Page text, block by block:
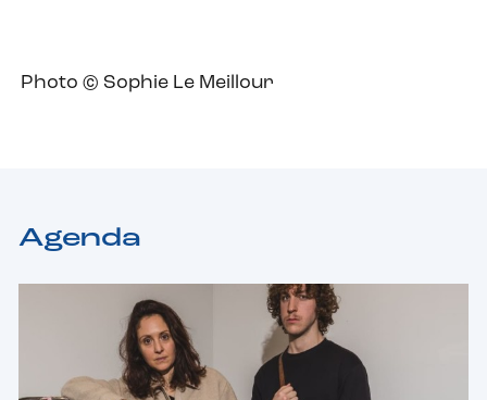
Photo © Sophie Le Meillour
Agenda